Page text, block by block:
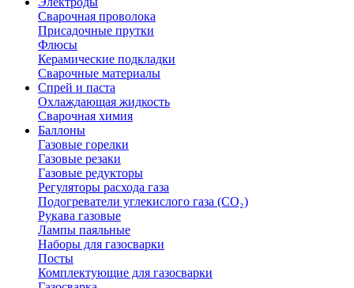
Сварочная проволока
Присадочные прутки
Флюсы
Керамические подкладки
Сварочные материалы
Спрей и паста
Охлаждающая жидкость
Сварочная химия
Баллоны
Газовые горелки
Газовые резаки
Газовые редукторы
Регуляторы расхода газа
Подогреватели углекислого газа (CO₂)
Рукава газовые
Лампы паяльные
Наборы для газосварки
Посты
Комплектующие для газосварки